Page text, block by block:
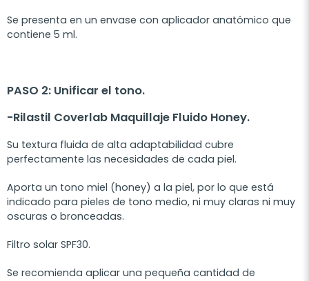
Se presenta en un envase con aplicador anatómico que
contiene 5 ml.
PASO 2: Unificar el tono.
-Rilastil Coverlab Maquillaje Fluido Honey.
Su textura fluida de alta adaptabilidad cubre
perfectamente las necesidades de cada piel.
Aporta un tono miel (honey) a la piel, por lo que está
indicado para pieles de tono medio, ni muy claras ni muy
oscuras o bronceadas.
Filtro solar SPF30.
Se recomienda aplicar una pequeña cantidad de